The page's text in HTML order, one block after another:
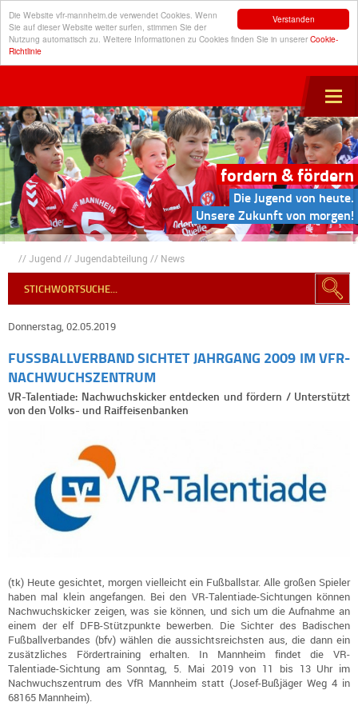
Verstanden
Die Website vfr-mannheim.de verwendet Cookies. Wenn
Sie auf dieser Website weiter surfen, stimmen Sie der
Nutzung automatisch zu. Weitere Informationen zu Cookies finden Sie in unserer Cookie-
Richtlinie
fordern & fördern
Die Jugend von heute.
Unsere Zukunft von morgen!
//Jugend //Jugendabteilung // News
Donnerstag, 02.05.2019
FUSSBALLVERBAND SICHTET JAHRGANG 2009 IM VFR-N
ACHWUCHSZENTRUM
VR-Talentiade: Nachwuchskicker entdecken und fördern / Unterstützt
von den Volks- und Raiffeisenbanken
(tk) Heute gesichtet, morgen vielleicht ein Fußballstar. Alle großen Spieler
haben mal klein angefangen. Bei den VR-Talentiade-Sichtungen können
Nachwuchskicker zeigen, was sie können, und sich um die Aufnahme an
einem der elf DFB-Stützpunkte bewerben. Die Sichter des Badischen
Fußballverbandes (bfv) wählen die aussichtsreichsten aus, die dann ein
zusätzliches Fördertraining erhalten. In Mannheim findet die VR-
Talentiade-Sichtung am Sonntag, 5. Mai 2019 von 11 bis 13 Uhr im
Nachwuchszentrum des VfR Mannheim statt (Josef-Bußjäger Weg 4 in
68165 Mannheim).